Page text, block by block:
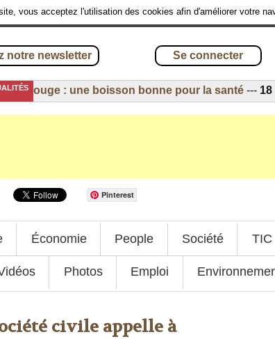
vous acceptez l'utilisation des cookies afin d'améliorer votre
notre newsletter Se connecter
rouge : une boisson bonne pour la santé---18
Pinterest
Économie People Société TIC
Photos Emploi
civile appelle à